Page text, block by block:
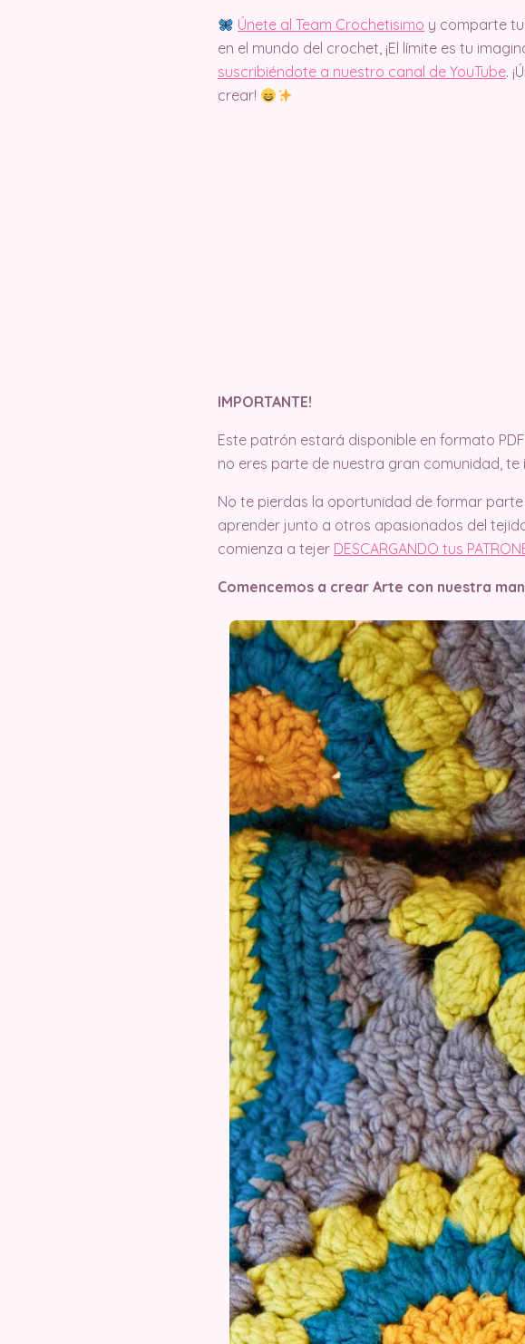
Únete al Team Crochetisimo y comparte
en el mundo del crochet, ¡El límite es tu
suscribiéndote a nuestro canal de YouTube.
crear!
IMPORTANTE!
Este patrón estará disponible en formato
no eres parte de nuestra gran comunidad,
No te pierdas la oportunidad de formar
aprender junto a otros apasionados del
comienza a tejer DESCARGANDO tus
Comencemos a crear Arte con nuestra